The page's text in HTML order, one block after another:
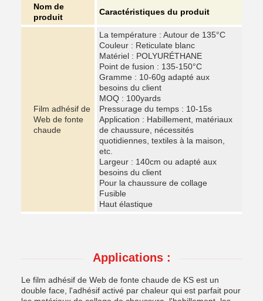
Nom de
produit
Caractéristiques du produit
Film adhésif de
Web de fonte
chaude
La température : Autour de 135°C
Couleur : Reticulate blanc
Matériel : POLYURÉTHANE
Point de fusion : 135-150°C
Gramme : 10-60g adapté aux
besoins du client
MOQ : 100yards
Pressurage du temps : 10-15s
Application : Habillement, matériaux
de chaussure, nécessités
quotidiennes, textiles à la maison,
etc.
Largeur : 140cm ou adapté aux
besoins du client
Pour la chaussure de collage
Fusible
Haut élastique
Applications :
Le film adhésif de Web de fonte chaude de KS est un
double face, l'adhésif activé par chaleur qui est parfait pour